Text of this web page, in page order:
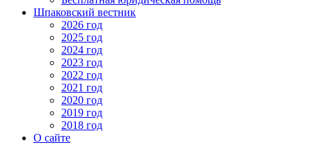
Шпаковский вестник
2026 год
2025 год
2024 год
2023 год
2022 год
2021 год
2020 год
2019 год
2018 год
О сайте